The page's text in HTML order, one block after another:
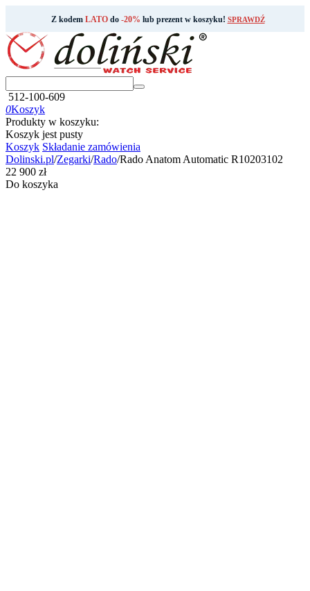
Z kodem LATOdo -20% lub prezent w koszyku! SPRAWDŹ
512-100-609
0Koszyk
Produkty w koszyku:
Koszyk jest pusty
Koszyk Składanie zamówienia
Dolinski.pl/Zegarki/Rado/Rado Anatom Automatic R10203102
‍22 900‍ zł
Do koszyka